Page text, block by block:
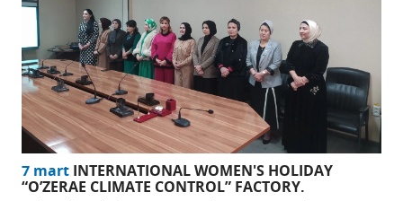
7 mart INTERNATIONAL WOMEN'S HOLIDAY
“O’ZERAE CLIMATE CONTROL” FACTORY.